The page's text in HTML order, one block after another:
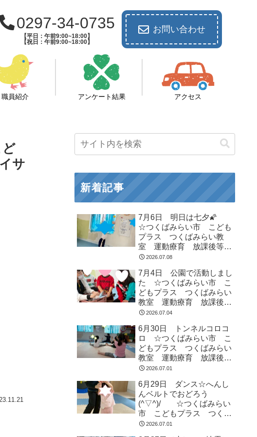
0297-34-0735
【平日：午前9:00~18:00】
【祝日：午前9:00~18:00】
お問い合わせ
職員紹介 アンケート結果 アクセス
サ
新着記事
7月6日 明日は七夕🌠
☆つくばみらい市 こども
プラス つくばみらい教
室 運動療育 放課後等デ
イサービス 発達支援 受
2026.07.08
7月4日 公園で活動しまし
た ☆つくばみらい市 こ
どもプラス つくばみらい
教室 運動療育 放課後等
デイサービス 発達支援
2026.07.04
6月30日 トンネルコロコ
ロ ☆つくばみらい市 こ
どもプラス つくばみらい
教室 運動療育 放課後等
デイサービス 発達支援
2026.07.01
6月29日 ダンス☆へんし
んベルトでおどろう
(^▽^)/ ☆つくばみらい
市 こどもプラス つくば
みらい教室 運動療育 運
2026.07.01